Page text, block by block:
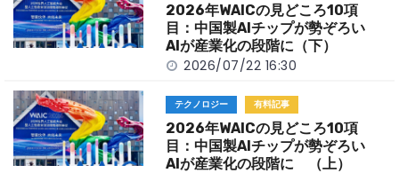
2026年WAICの見どころ10項
目：中国製AIチップが勢ぞろい
AIが産業化の段階に（下）
2026/07/22 16:30
テクノロジー 有料記事
2026年WAICの見どころ10項
目：中国製AIチップが勢ぞろい
AIが産業化の段階に （上）